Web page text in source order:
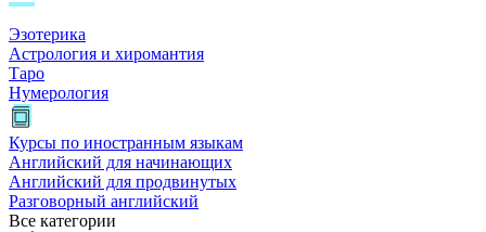
Эзотерика
Астрология и хиромантия
Таро
Нумерология
Курсы по иностранным языкам
Английский для начинающих
Английский для продвинутых
Разговорный английский
Все категории